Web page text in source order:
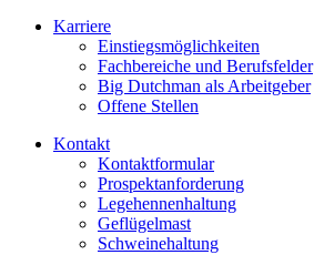
Karriere
Einstiegsmöglichkeiten
Fachbereiche und Berufsfelder
Big Dutchman als Arbeitgeber
Offene Stellen
Kontakt
Kontaktformular
Prospektanforderung
Legehennenhaltung
Geflügelmast
Schweinehaltung